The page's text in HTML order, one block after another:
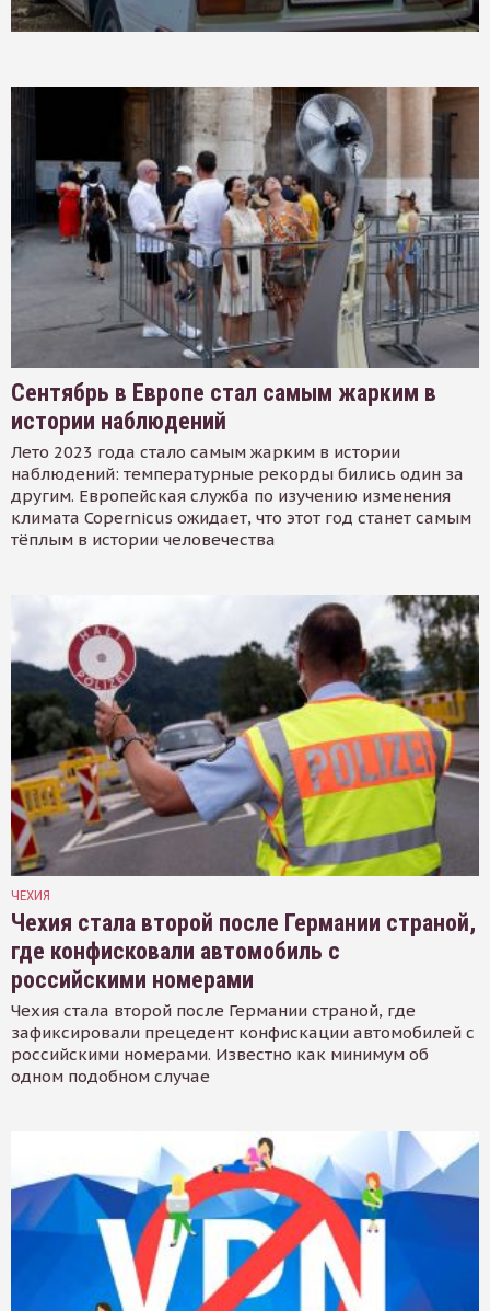
Сентябрь в Европе стал самым жарким в
истории наблюдений
Лето 2023 года стало самым жарким в истории
наблюдений: температурные рекорды бились один за
другим. Европейская служба по изучению изменения
климата Copernicus ожидает, что этот год станет самым
тёплым в истории человечества
ЧЕХИЯ
Чехия стала второй после Германии страной,
где конфисковали автомобиль с
российскими номерами
Чехия стала второй после Германии страной, где
зафиксировали прецедент конфискации автомобилей с
российскими номерами. Известно как минимум об
одном подобном случае